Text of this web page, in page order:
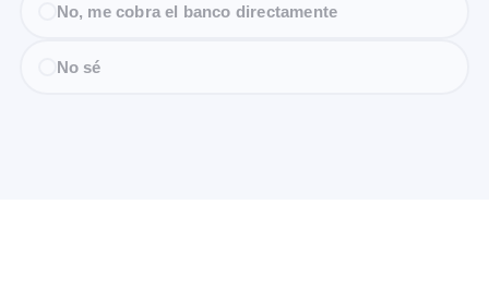
No, me cobra el banco directamente
No sé